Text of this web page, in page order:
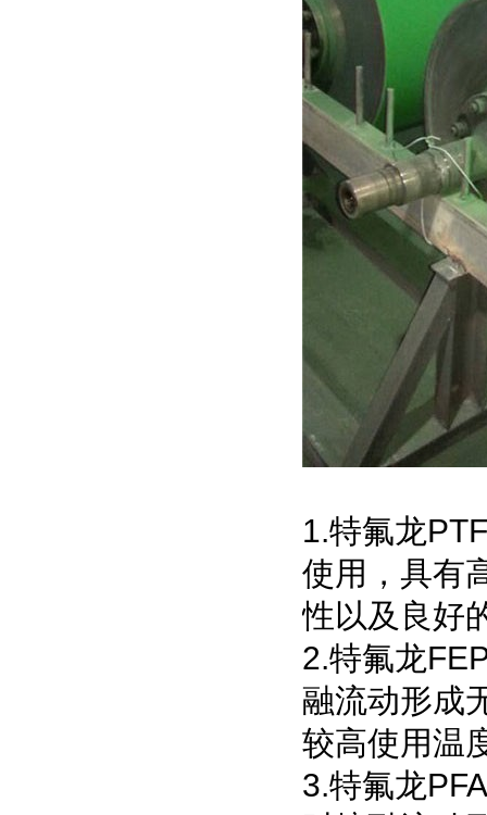
1.特氟龙
使用，具有
性以及良好
2.特氟龙
融流动形成
较高使用温
3.特氟龙